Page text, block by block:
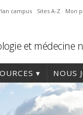
campus Sites A-Z Mon
et médecine
NOUS